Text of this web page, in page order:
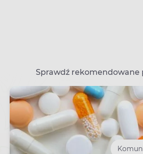
Sprawdź rekomendowane